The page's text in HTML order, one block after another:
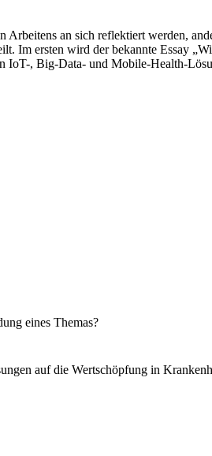
an sich reflektiert werden,
Im ersten wird der bekannte Essay
, Big-Data- und Mobile-Health-
eines Themas?
auf die Wertschöpfung in